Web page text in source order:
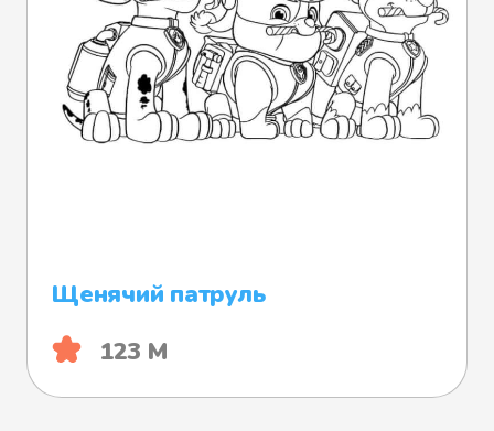
Щенячий патруль
123 М